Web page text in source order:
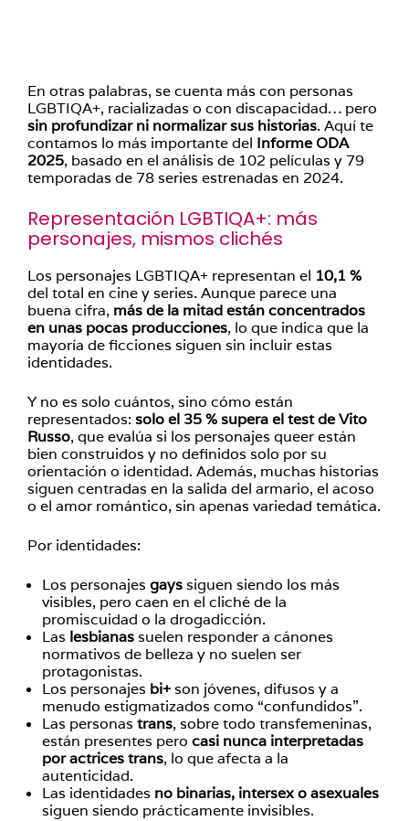
En otras palabras, se cuenta más con personas
LGBTIQA+, racializadas o con discapacidad… pero
sin profundizar ni normalizar sus historias. Aquí te
contamos lo más importante del Informe ODA
2025, basado en el análisis de 102 películas y 79
temporadas de 78 series estrenadas en 2024.
Representación LGBTIQA+: más
personajes, mismos clichés
Los personajes LGBTIQA+ representan el 10,1 %
del total en cine y series. Aunque parece una
buena cifra, más de la mitad están concentrados
en unas pocas producciones, lo que indica que la
mayoría de ficciones siguen sin incluir estas
identidades.
Y no es solo cuántos, sino cómo están
representados: solo el 35 % supera el test de Vito
Russo, que evalúa si los personajes queer están
bien construidos y no definidos solo por su
orientación o identidad. Además, muchas historias
siguen centradas en la salida del armario, el acoso
o el amor romántico, sin apenas variedad temática.
Por identidades:
Los personajes gayssiguen siendo los más
visibles, pero caen en el cliché de la
promiscuidad o la drogadicción.
Las lesbianassuelen responder a cánones
normativos de belleza y no suelen ser
protagonistas.
Los personajes bi+son jóvenes, difusos y a
menudo estigmatizados como “confundidos”.
Las personas trans, sobre todo transfemeninas,
están presentes pero casi nunca interpretadas
por actrices trans, lo que afecta a la
autenticidad.
Las identidades no binarias, intersex o asexuales
siguen siendo prácticamente invisibles.